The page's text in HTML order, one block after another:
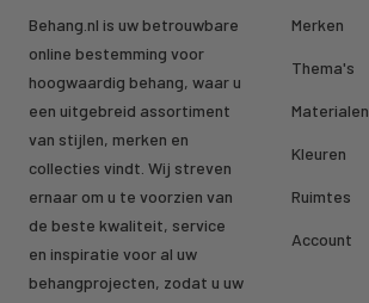
Behang.nl is uw betrouwbare
online bestemming voor
hoogwaardig behang, waar u
een uitgebreid assortiment
van stijlen, merken en
collecties vindt. Wij streven
ernaar om u te voorzien van
de beste kwaliteit, service
en inspiratie voor al uw
behangprojecten, zodat u uw
Merken
Thema's
Materialen
Kleuren
Ruimtes
Account